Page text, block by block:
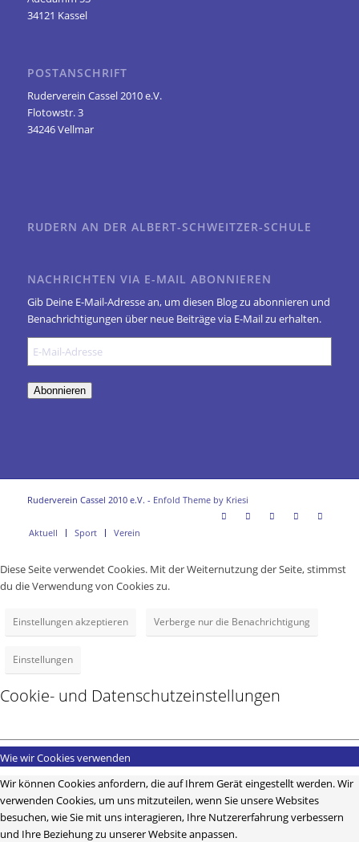
34121 Kassel
POSTANSCHRIFT
Ruderverein Cassel 2010 e.V.
Flotowstr. 3
34246 Vellmar
RUDERN AN DER ALBERT-SCHWEITZER-SCHULE
NACHRICHTEN VIA E-MAIL ABONNIEREN
Gib Deine E-Mail-Adresse an, um diesen Blog zu abonnieren und
Benachrichtigungen über neue Beiträge via E-Mail zu erhalten.
Abonnieren
Ruderverein Cassel 2010 e.V. - Enfold Theme by Kriesi
Aktuell Sport Verein
Diese Seite verwendet Cookies. Mit der Weiternutzung der Seite, stimmst
du die Verwendung von Cookies zu.
Einstellungen akzeptieren Verberge nur die Benachrichtigung
Einstellungen
Cookie- und Datenschutzeinstellungen
Wie wir Cookies verwenden
Wir können Cookies anfordern, die auf Ihrem Gerät eingestellt werden. Wir
verwenden Cookies, um uns mitzuteilen, wenn Sie unsere Websites
besuchen, wie Sie mit uns interagieren, Ihre Nutzererfahrung verbessern
und Ihre Beziehung zu unserer Website anpassen.